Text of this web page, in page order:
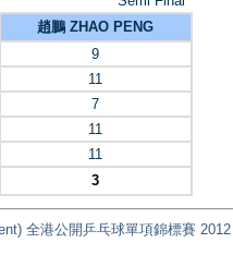
趙鵬 ZHAO PENG
9
11
7
11
11
3
全港公開乒乓球單項錦標賽 2012